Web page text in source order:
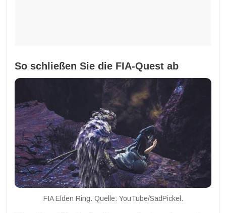
So schließen Sie die FIA-Quest ab
FIA Elden Ring. Quelle: YouTube/SadPickel.